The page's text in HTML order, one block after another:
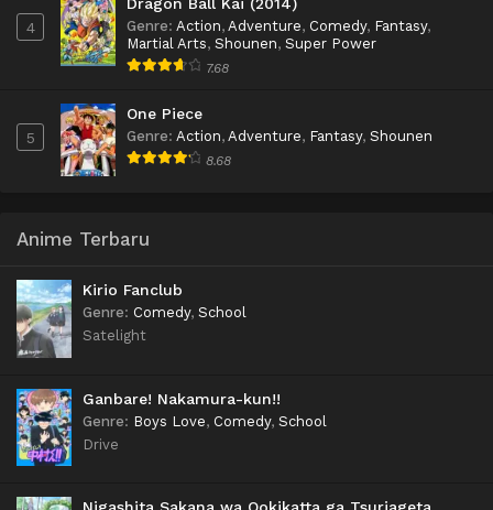
4
Dragon Ball Kai (2014)
Genre: Action, Adventure, Comedy, Fantasy,
Martial Arts, Shounen, Super Power
7.68
5
One Piece
Genre: Action, Adventure, Fantasy, Shounen
8.68
Anime Terbaru
Kirio Fanclub
Genre: Comedy, School
Satelight
Ganbare! Nakamura-kun!!
Genre: Boys Love, Comedy, School
Drive